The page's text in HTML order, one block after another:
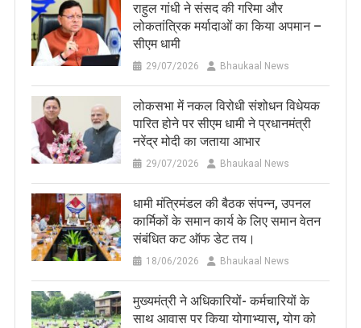
राहुल गांधी ने संसद की गरिमा और
लोकतांत्रिक मर्यादाओं का किया अपमान –
सीएम धामी
29/07/2026 Bhaukaal News
लोकसभा में नकल विरोधी संशोधन विधेयक
पारित होने पर सीएम धामी ने प्रधानमंत्री
नरेंद्र मोदी का जताया आभार
29/07/2026 Bhaukaal News
धामी मंत्रिमंडल की बैठक संपन्न, उपनल
कार्मिकों के समान कार्य के लिए समान वेतन
संबंधित कट ऑफ डेट तय।
18/06/2026 Bhaukaal News
मुख्यमंत्री ने अधिकारियों- कर्मचारियों के
साथ आवास पर किया योगाभ्यास, योग को